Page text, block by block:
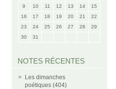
9
10 11 12 13 14
15
16
17 18 19 20 21
22
23
24 25 26 27 28
29
30
31
NOTES RÉCENTES
Les dimanches
poétiques (404)